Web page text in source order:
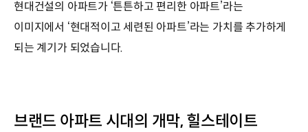
현대건설의 아파트가 ‘튼튼하고 편리한 아파트’라는
이미지에서 ‘현대적이고 세련된 아파트’라는 가치를 추가하게
되는 계기가 되었습니다.
브랜드 아파트 시대의 개막, 힐스테이트